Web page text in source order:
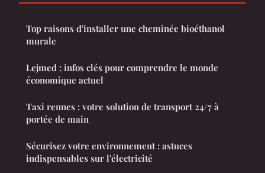
Top raisons d'installer une cheminée bioéthanol
murale
Lejmed : infos clés pour comprendre le monde
économique actuel
Taxi rennes : votre solution de transport 24/7 à
portée de main
Sécurisez votre environnement : astuces
indispensables sur l'électricité